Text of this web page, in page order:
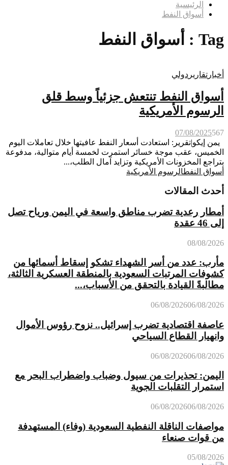
الرئيسية
أسواق النفط
Tag : أسواق النفط
أخبار تقارير دولي
أسواق النفط تنتعش جزئياً وسط قلق
الرسوم الأمريكية
07/08/2025567
يمن إيكو|تقرير: استعادت أسعار النفط عافيتها خلال تعاملات اليوم
الخميس، عقب موجة خسائر استمرت لخمسة أيام متوالية، مدفوعة
بتراجع المخزونات الأمريكية وتزايد آمال الطلب،...
أسواق النفطالرسوم الأمريكية
أحدث المقالات
أمطار رعدية تضرب مناطق واسعة في اليمن ورياح تصل
إلى 46 عقدة
08/08/2026
مأرب: عدد من أسر الشهداء تشكو إسقاط أسمائها من
كشوفات المرتبات السعودية بالمنطقة العسكرية الثالثة،
مطالبةً القيادة بالتحقق من الأسباب،...
06/08/202606/08/2026
عاصفة اقتصادية تضرب إسرائيل.. نزوح رؤوس الأموال
وانهيار القطاع السياحي
06/08/202606/08/2026
اليمن: تحذيرات من سيول وضباب واضطراب البحر مع
استمرار التقلبات الجوية
06/08/202606/08/2026
مواصفات الناقلة النفطية السعودية (وفاء) المستهدفة
من قوات صنعاء
05/08/2026